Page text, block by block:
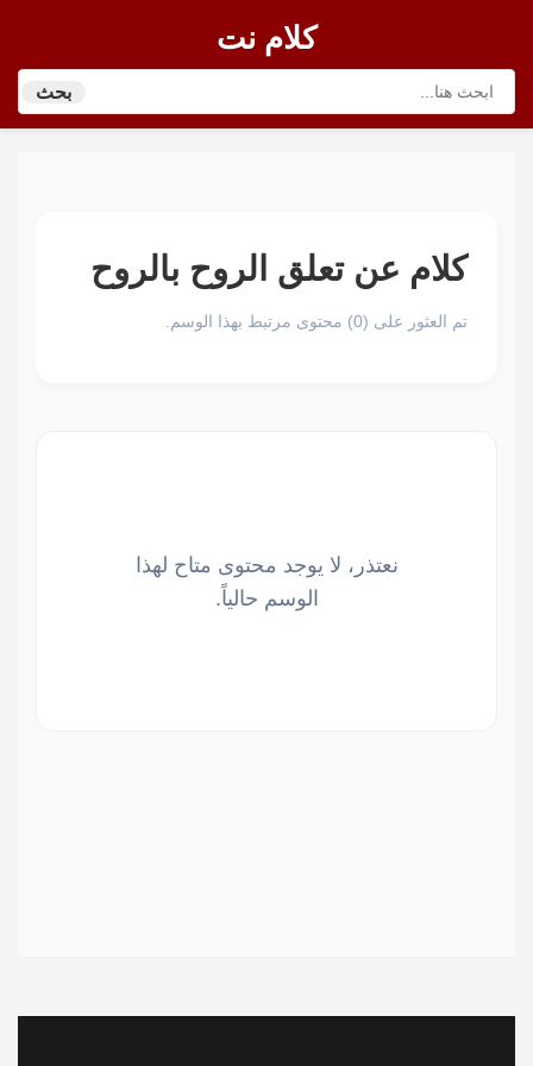
كلام نت
بحث
كلام عن تعلق الروح بالروح
تم العثور على (0) محتوى مرتبط بهذا الوسم.
نعتذر، لا يوجد محتوى متاح لهذا
الوسم حالياً.